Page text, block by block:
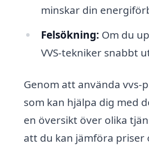
minskar din
Felsökning: Om du
VVS-tekniker snabbt
Genom att använda vvs-
som kan hjälpa dig med
en översikt över olika
att du kan jämföra priser